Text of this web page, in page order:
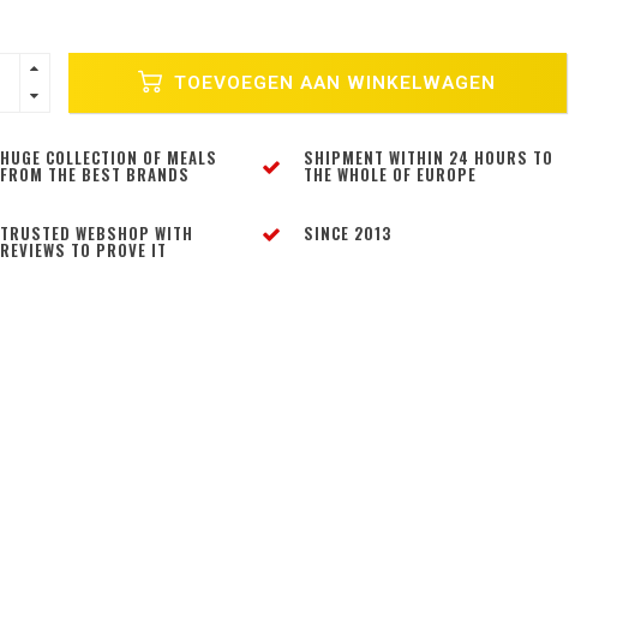
TOEVOEGEN AAN WINKELWAGEN
HUGE COLLECTION OF MEALS
FROM THE BEST BRANDS
SHIPMENT WITHIN 24 HOURS TO
THE WHOLE OF EUROPE
TRUSTED WEBSHOP WITH
REVIEWS TO PROVE IT
SINCE 2013